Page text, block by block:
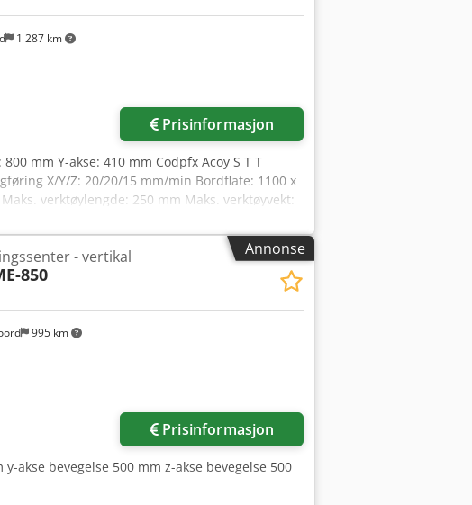
1 287 km
Prisinformasjon
mm Y-akse: 410 mm Codpfx Acoy S T T
X/Y/Z: 20/20/15 mm/min Bordflate: 1100 x
verktøylengde: 250 mm Maks. verktøyvekt:
ca.: 6,3 t Tilbehør: 2
maskinpark som selges på grunn av alder.
verktøyholdere og skjæreverktøy,
Det samme gjelder alle måleinstrumenter og -
startpakke for «startup». *
Annonse
995 km
- vertikal
850
Prisinformasjon
y-akse bevegelse 500 mm z-akse bevegelse 500